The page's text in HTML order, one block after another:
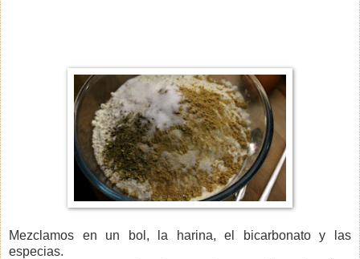
Mezclamos en un bol, la harina, el bicarbonato y las
especias.